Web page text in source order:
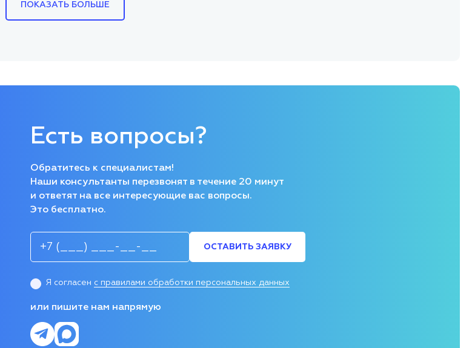
ПОКАЗАТЬ БОЛЬШЕ
Есть вопросы?
Обратитесь к специалистам!
Наши консультанты перезвонят в течение 20 минут
и ответят на все интересующие вас вопросы.
Это бесплатно.
ОСТАВИТЬ ЗАЯВКУ
Я согласен с правилами обработки персональных данных
или пишите нам напрямую